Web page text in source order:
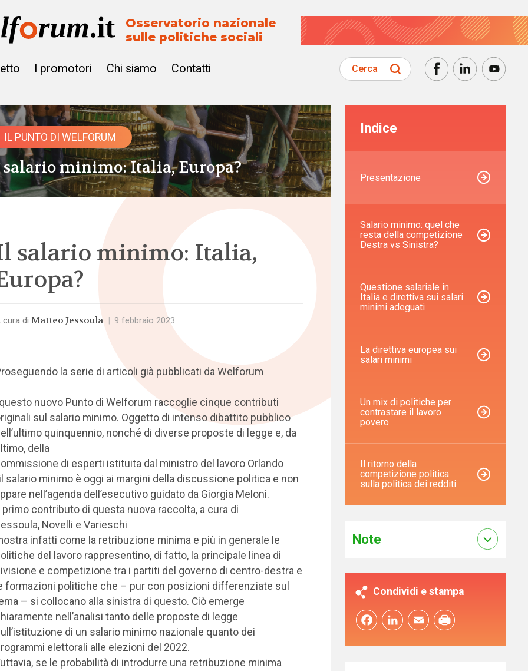
Osservatorio nazionale
sulle politiche sociali
I promotori Chi siamo Contatti Cerca
IL PUNTO DI WELFORUM
minimo: Italia, Europa?
salario minimo: Italia,
cura di Matteo Jessoula 9 febbraio 2023
la serie di articoli già pubblicati da Welforum
nuovo Punto di Welforum raccoglie cinque contributi
sul salario minimo. Oggetto di intenso dibattito pubblico
quinquennio, nonché di diverse proposte di legge e, da
della
di esperti istituita dal ministro del lavoro Orlando
salario minimo è oggi ai margini della discussione politica e non
nell’agenda dell’esecutivo guidato da Giorgia Meloni.
primo contributo di questa nuova raccolta, a cura di
Novelli e Varieschi
infatti come la retribuzione minima e più in generale le
del lavoro rappresentino, di fatto, la principale linea di
e competizione tra i partiti del governo di centro-destra e
formazioni politiche che – pur con posizioni differenziate sul
– si collocano alla sinistra di questo. Ciò emerge
nell’analisi tanto delle proposte di legge
di un salario minimo nazionale quanto dei
elettorali alle elezioni del 2022.
se le probabilità di introdurre una retribuzione minima
Indice
Presentazione
Salario minimo: quel che
resta della competizione
Destra vs Sinistra?
Questione salariale in
Italia e direttiva sui salari
minimi adeguati
La direttiva europea sui
salari minimi
Un mix di politiche per
contrastare il lavoro
povero
Il ritorno della
competizione politica
sulla politica dei redditi
Note
Condividi e stampa
FacebookLinkedInEmail